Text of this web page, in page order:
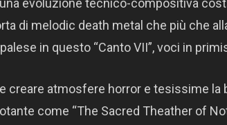
evoluzione tecnico-compositiva
di melodic death metal che più che
in questo “Canto VII”, voci in
creare atmosfere horror e tesissime la
come “The Sacred Theather of